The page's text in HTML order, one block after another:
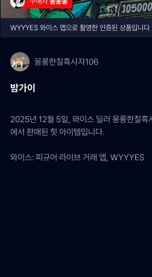
WYYYES 와이스 앱으로 촬영한 인증된 상품입니다
몽롱한칠흑사자106
밤가이
2025년 12월 5일, 와이스 딜러 몽롱한칠흑
에서 판매된 힛 아이템입니다.
와이스: 피규어 라이브 거래 앱, WYYYES